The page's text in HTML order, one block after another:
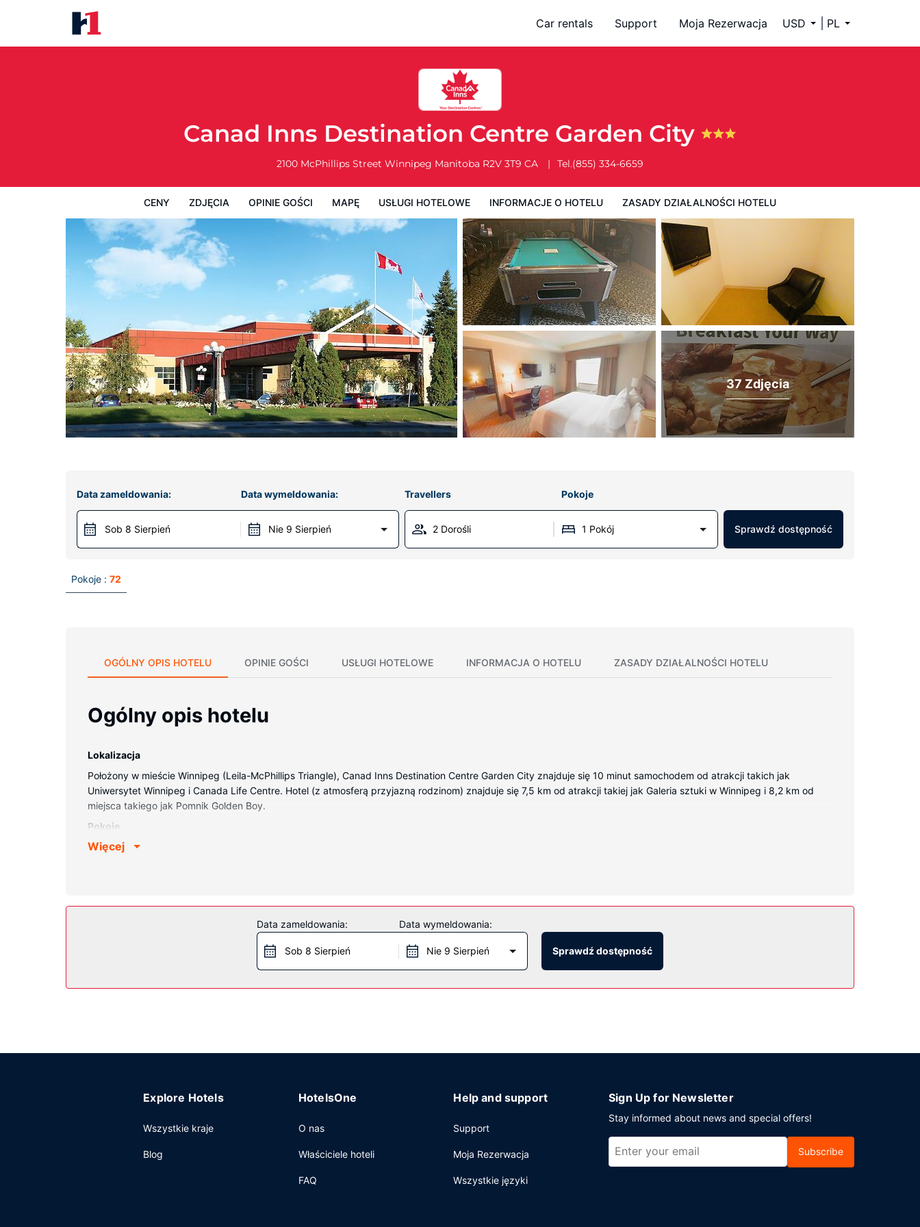
Car rentals Support Moja Rezerwacja USD PL
Canad Inns Destination Centre Garden City
2100 McPhillips Street Winnipeg Manitoba R2V 3T9 CA Tel.(855) 334-6659
CENY ZDJĘCIA OPINIE GOŚCI MAPĘ USŁUGI HOTELOWE INFORMACJE O HOTELU ZASADY DZIAŁALNOŚCI HOTELU
Zasady działalności hotelu
37 Zdjęcia
Data zameldowania:
Sob 8 Sierpień
Data wymeldowania:
Nie 9 Sierpień
Travellers Pokoje
2 Dorośli 1 Pokój Sprawdź dostępność
Pokoje : 72
OGÓLNY OPIS HOTELU OPINIE GOŚCI USŁUGI HOTELOWE INFORMACJA O HOTELU ZASADY DZIAŁALNOŚCI HOTELU
Ogólny opis hotelu
Lokalizacja
Położony w mieście Winnipeg (Leila-McPhillips Triangle), Canad Inns Destination Centre Garden City znajduje się 10 minut samochodem od atrakcji takich jak
Uniwersytet Winnipeg i Canada Life Centre. Hotel (z atmosferą przyjazną rodzinom) znajduje się 7,5 km od atrakcji takiej jak Galeria sztuki w Winnipeg i 8,2 km od
miejsca takiego jak Pomnik Golden Boy.
Pokoje
Poczuj się jak w domu w 72 klimatyzowanych pokojach, których wyposażenie to prywatne baseny i telewizor płaskoekranowy. Wyposażenie łóżek to pillowtop oraz
Dostępne udogodnienia rekreacyjne to klub nocny, bezpłatny dostęp do parku wodnego oraz basen kryty. Ten hotel oferuje również udogodnienia takie jak
bezpłatny bezprzewodowy dostęp do internetu, pomoc w organizacji biletów/wycieczek i sala bankietowa.
Spróbuj dań kuchni takiej jak kuchnia międzynarodowa, serwowanej przez AALTOS, restauracja, gdzie możesz podziwiać widok na basen. Możesz też zostać w
pokoju i skorzystać z obsługi pokojowej w określonych godzinach. Zrelaksuj się po całym dniu w barze/salonie klubowym. Śniadanie na zamówienie jest podawane
Więcej
Data zameldowania:
Sob 8 Sierpień
Data wymeldowania:
Nie 9 Sierpień Sprawdź dostępność
Explore Hotels
Wszystkie kraje
Blog
HotelsOne
O nas
Właściciele hoteli
FAQ
Help and support
Support
Moja Rezerwacja
Wszystkie języki
Sign Up for Newsletter
Stay informed about news and special offers!
Subscribe